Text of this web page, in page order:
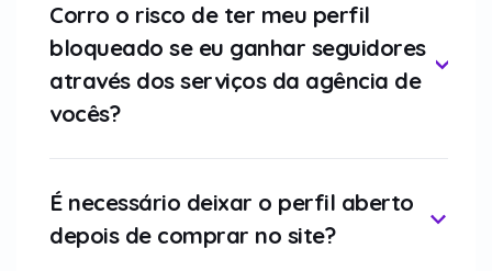
Corro o risco de ter meu perfil
bloqueado se eu ganhar seguidores
através dos serviços da agência de
vocês?
É necessário deixar o perfil aberto
depois de comprar no site?